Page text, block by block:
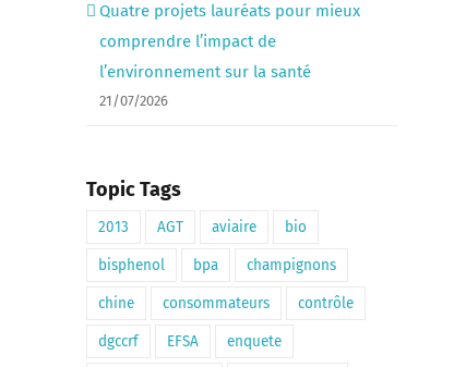
Quatre projets lauréats pour mieux
comprendre l’impact de
l’environnement sur la santé
21/07/2026
Topic Tags
2013 AGT aviaire bio
bisphenol bpa champignons
chine consommateurs contrôle
dgccrf EFSA enquete